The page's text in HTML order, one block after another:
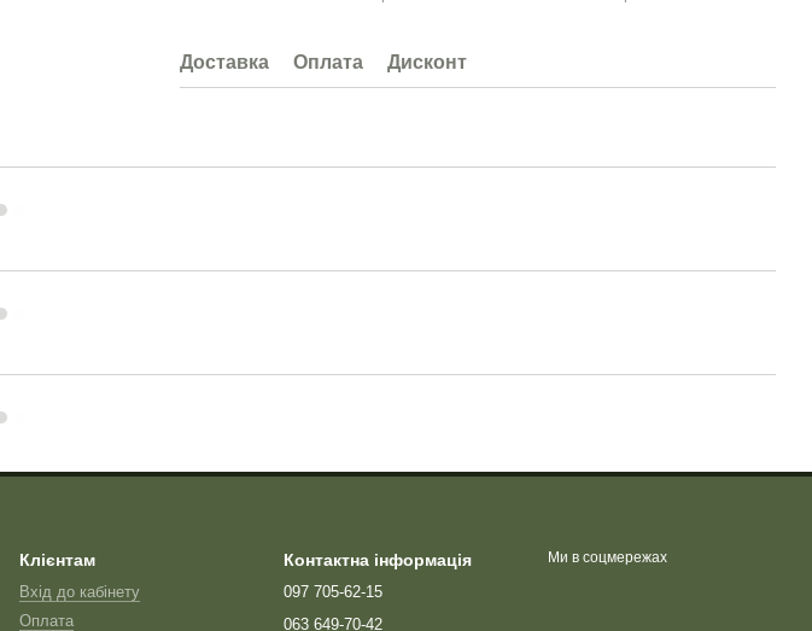
Доставка Оплата Дисконт
Клієнтам
Вхід до кабінету
Оплата
Контактна інформація
097 705-62-15
063 649-70-42
Ми в соцмережах